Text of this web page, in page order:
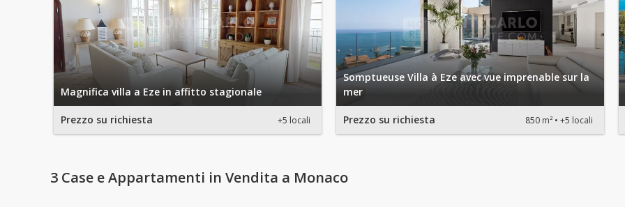
Magnifica villa a Eze in affitto stagionale
Prezzo su richiesta +5 locali
Somptueuse Villa à Eze avec vue imprenable sur la
mer
Prezzo su richiesta 850 m² +5 locali
3 Case e Appartamenti in Vendita a Monaco